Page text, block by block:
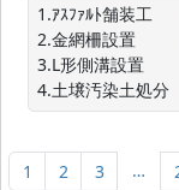
1.ｱｽﾌｧﾙﾄ舗装工　
2.金網柵設置　　
3.L形側溝設置　
4.土壌汚染土処分
1 2 3 …